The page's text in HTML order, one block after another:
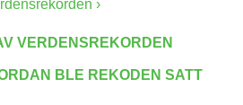
›
VERDENSREKORDEN
BLE REKODEN SATT